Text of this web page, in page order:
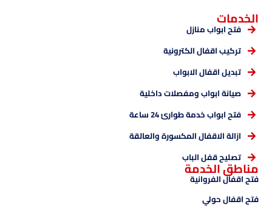
الخدمات
فتح ابواب منازل
تركيب اقفال الكترونية
تبديل اقفال الابواب
صيانة ابواب ومفصلات داخلية
فتح ابواب خدمة طوارئ 24 ساعة
ازالة الاقفال المكسورة والعالقة
تصليح قفل الباب
مناطق الخدمة
فتح اقفال الفروانية
فتح اقفال حولي